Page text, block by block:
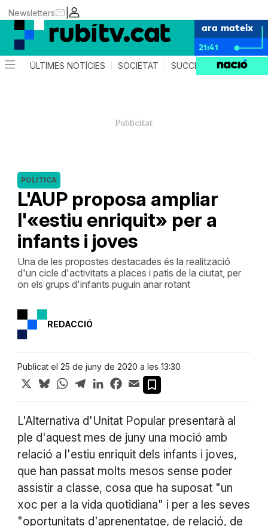
|
Newsletters
ara mateix
21:41
ÚLTIMES NOTÍCIES SOCIETAT SUCCESSOS
L'AUP proposa ampliar
l'«estiu enriquit» per a
infants i joves
POLÍTICA
Una de les propostes destacades és la realització
d'un cicle d'activitats a places i patis de la ciutat, per
on els grups d'infants puguin anar rotant
REDACCIÓ
Publicat el 25 de juny de 2020 a les 13:30
X BlueskyWhatsApp
TelegramLinkedInFacebook
Email
L'Alternativa d'Unitat Popular presentarà al
ple d'aquest mes de juny una moció amb
relació a l'estiu enriquit dels infants i joves,
que han passat molts mesos sense poder
assistir a classe, cosa que ha suposat "un
xoc per a la vida quotidiana" i per a les seves
"oportunitats d'aprenentatge, de relació, de